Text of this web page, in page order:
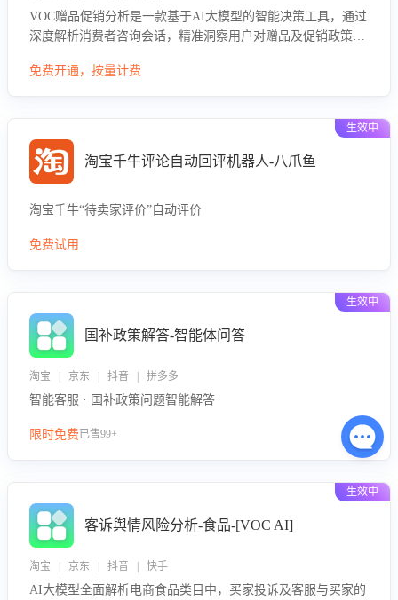
VOC赠品促销分析是一款基于AI大模型的智能决策工具，通过
深度解析消费者咨询会话，精准洞察用户对赠品及促销政策的
求，帮助企业制定个性化赠品组合策略，优化资源投放并淘汰
免费开通，按量计费
生效中
淘宝千牛评论自动回评机器人-八爪鱼
淘宝千牛“待卖家评价”自动评价
免费试用
生效中
国补政策解答-智能体问答
淘宝 | 京东 | 抖音 | 拼多多
智能客服 · 国补政策问题智能解答
限时免费已售99+
生效中
客诉舆情风险分析-食品-[VOC AI]
淘宝 | 京东 | 抖音 | 快手
AI大模型全面解析电商食品类目中，买家投诉及客服与买家的